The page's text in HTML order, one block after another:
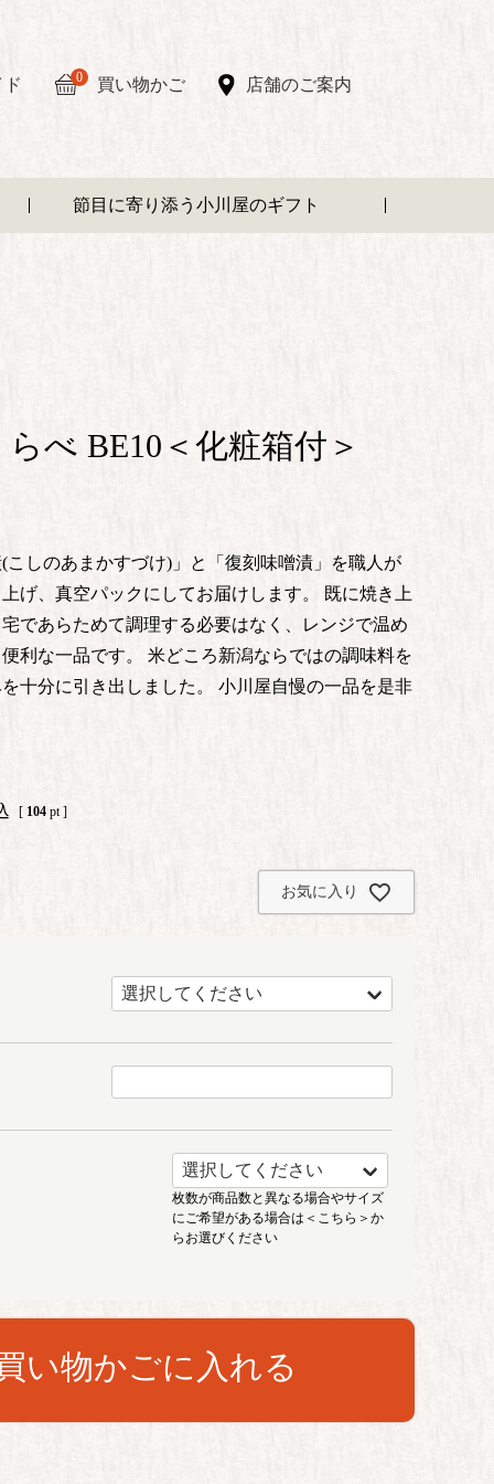
0 買い物かご 店舗のご案内
節目に寄り添う小川屋のギフト
べ BE10＜化粧箱付＞
こしのあまかすづけ)」と「復刻味噌漬」を職人が
げ、真空パックにしてお届けします。 既に焼き上
であらためて調理する必要はなく、レンジで温め
利な一品です。 米どころ新潟ならではの調味料を
十分に引き出しました。 小川屋自慢の一品を是非
[ 104 pt ]
お気に入り
い物かごに入れる
枚数が商品数と異なる場合やサイズ
にご希望がある場合は ＜こちら＞ か
らお選びください